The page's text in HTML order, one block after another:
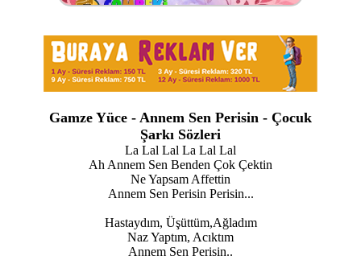
Gamze Yüce - Annem Sen Perisin - Çocuk
Şarkı Sözleri
La Lal Lal La Lal Lal
Ah Annem Sen Benden Çok Çektin
Ne Yapsam Affettin
Annem Sen Perisin Perisin...
Hastaydım, Üşüttüm,Ağladım
Naz Yaptım, Acıktım
Annem Sen Perisin..